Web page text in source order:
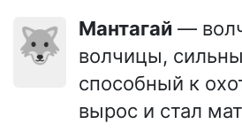
🐺 Мантагай —
волчицы,
способный к
вырос и стал